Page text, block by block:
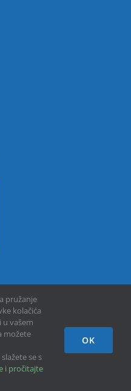
d.o.o. | All Rights Reserved
pružanje
kolačića
vašem
možete
se s
i pročitajte
OK